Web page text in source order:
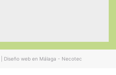
Diseño web en Málaga - Necotec